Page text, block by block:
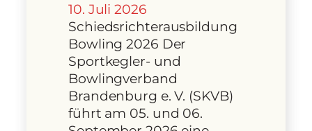
10. Juli 2026
Schiedsrichterausbildung
Bowling 2026 Der
Sportkegler- und
Bowlingverband
Brandenburg e. V. (SKVB)
führt am 05. und 06.